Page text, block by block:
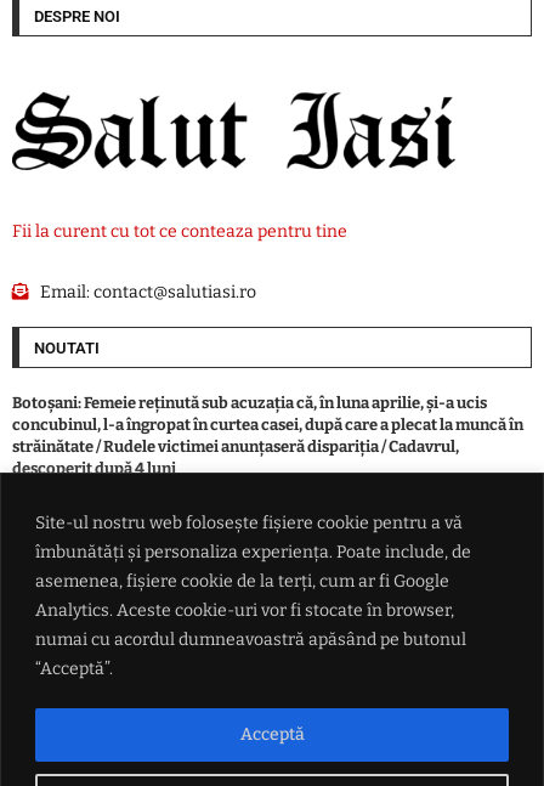
Site-ul nostru web folosește fișiere cookie pentru a vă
îmbunătăți și personaliza experiența. Poate include, de
asemenea, fișiere cookie de la terți, cum ar fi Google
Analytics. Aceste cookie-uri vor fi stocate în browser,
numai cu acordul dumneavoastră apăsând pe butonul
“Acceptă”.
Acceptă
DESPRE NOI
Fii la curent cu tot ce conteaza pentru tine
Email:contact@salutiasi.ro
NOUTATI
Botoşani: Femeie reţinută sub acuzaţia că, în luna aprilie, şi-a ucis
concubinul, l-a îngropat în curtea casei, după care a plecat la muncă în
străinătate / Rudele victimei anunţaseră dispariţia / Cadavrul,
descoperit după 4 luni
Record: După Spania, se trece masiv și în Regatul Unit. 230 de migranți
au traversat Canalul Mânecii într-o singură barcă
Hramul satului Mircești 2026. Programul evenimentului din 15 și 16
august
Avertisment: Căldura extremă ar putea șterge aproape toată creșterea
economică a Europei în 2026. Pierderi de până la 180 de miliarde de